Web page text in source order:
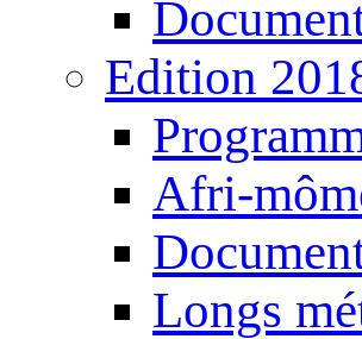
Edition
Afri-
Longs